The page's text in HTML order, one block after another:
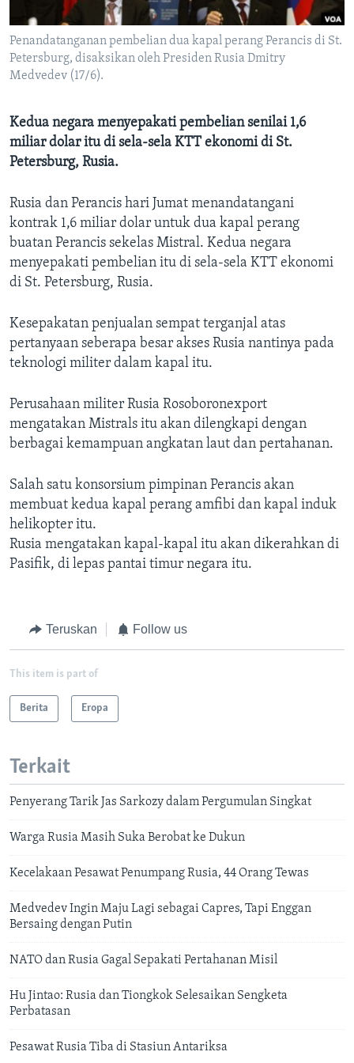
Penandatanganan pembelian dua kapal perang Perancis di St.
Petersburg, disaksikan oleh Presiden Rusia Dmitry
Medvedev (17/6).
Kedua negara menyepakati pembelian senilai 1,6
miliar dolar itu di sela-sela KTT ekonomi di St.
Petersburg, Rusia.
Rusia dan Perancis hari Jumat menandatangani
kontrak 1,6 miliar dolar untuk dua kapal perang
buatan Perancis sekelas Mistral. Kedua negara
menyepakati pembelian itu di sela-sela KTT ekonomi
di St. Petersburg, Rusia.
Kesepakatan penjualan sempat terganjal atas
pertanyaan seberapa besar akses Rusia nantinya pada
teknologi militer dalam kapal itu.
Perusahaan militer Rusia Rosoboronexport
mengatakan Mistrals itu akan dilengkapi dengan
berbagai kemampuan angkatan laut dan pertahanan.
Salah satu konsorsium pimpinan Perancis akan
membuat kedua kapal perang amfibi dan kapal induk
helikopter itu.
Rusia mengatakan kapal-kapal itu akan dikerahkan di
Pasifik, di lepas pantai timur negara itu.
Teruskan Follow us
This item is part of
Berita Eropa
Terkait
Penyerang Tarik Jas Sarkozy dalam Pergumulan Singkat
Warga Rusia Masih Suka Berobat ke Dukun
Kecelakaan Pesawat Penumpang Rusia, 44 Orang Tewas
Medvedev Ingin Maju Lagi sebagai Capres, Tapi Enggan
Bersaing dengan Putin
NATO dan Rusia Gagal Sepakati Pertahanan Misil
Hu Jintao: Rusia dan Tiongkok Selesaikan Sengketa
Perbatasan
Pesawat Rusia Tiba di Stasiun Antariksa